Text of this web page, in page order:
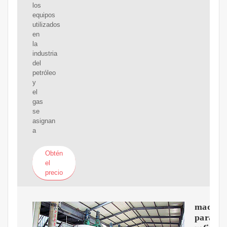
los
equipos
utilizados
en
la
industria
del
petróleo
y
el
gas
se
asignan
a
Obtén
el
precio
para